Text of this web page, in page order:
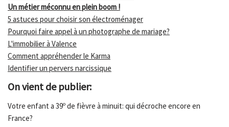
Un métier méconnu en plein boom !
5 astuces pour choisir son électroménager
Pourquoi faire appel à un photographe de mariage?
L'immobilier à Valence
Comment appréhender le Karma
Identifier un pervers narcissique
On vient de publier:
Votre enfant a 39º de fièvre à minuit: qui décroche encore en
France?